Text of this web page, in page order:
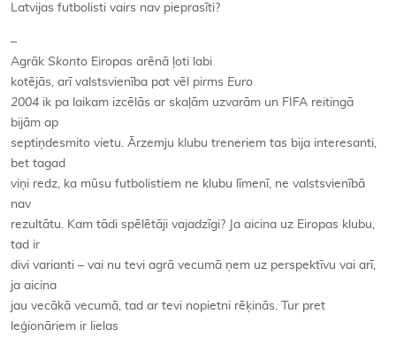
Latvijas futbolisti vairs nav pieprasīti?
–
Agrāk Skonto Eiropas arēnā ļoti labi
kotējās, arī valstsvienība pat vēl pirms Euro
2004 ik pa laikam izcēlās ar skaļām uzvarām un FIFA reitingā
bijām ap
septiņdesmito vietu. Ārzemju klubu treneriem tas bija interesanti,
bet tagad
viņi redz, ka mūsu futbolistiem ne klubu līmenī, ne valstsvienībā
nav
rezultātu. Kam tādi spēlētāji vajadzīgi? Ja aicina uz Eiropas klubu,
tad ir
divi varianti – vai nu tevi agrā vecumā ņem uz perspektīvu vai arī,
ja aicina
jau vecākā vecumā, tad ar tevi nopietni rēķinās. Tur pret
leģionāriem ir lielas